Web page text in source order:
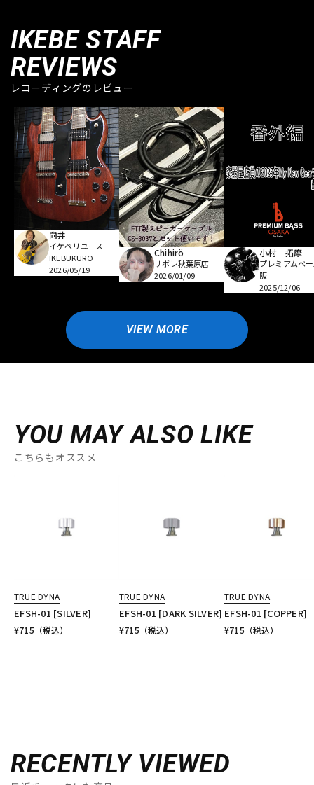
IKEBE STAFF
REVIEWS
レコーディングのレビュー
向井
イケベリユース
IKEBUKURO
2026/05/19
Chihirö
リボレ秋葉原店
2026/01/09
小村 拓摩
プレミアムベ
阪
2025/12/06
VIEW MORE
YOU MAY ALSO LIKE
こちらもオススメ
TRUE DYNA
EFSH-01 [SILVER]
¥715 （税込）
TRUE DYNA
EFSH-01 [DARK SILVER]
¥715 （税込）
TRUE DYNA
EFSH-01 [COPPER]
¥715 （税込）
RECENTLY VIEWED